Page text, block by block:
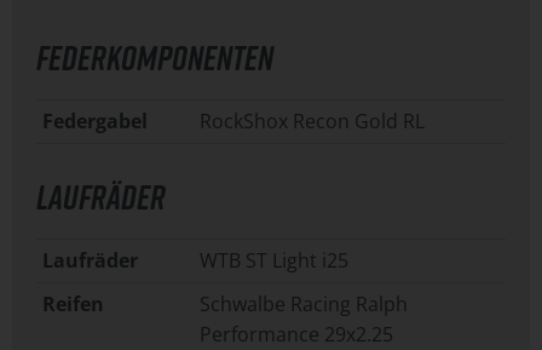
FEDERKOMPONENTEN
Federgabel RockShox Recon Gold RL
LAUFRÄDER
Laufräder
WTB ST Light i25
Reifen
Schwalbe Racing Ralph
Performance 29x2.25